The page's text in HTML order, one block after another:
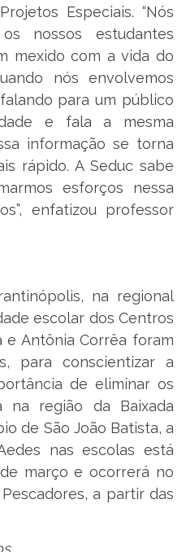
Especiais. “Nós
nossos estudantes
mexido com a vida do
nós envolvemos
para um público
e fala a mesma
informação se torna
rápido. A Seduc sabe
esforços nessa
enfatizou professor
na regional
escolar dos Centros
e Antônia Corrêa foram
para conscientizar a
de eliminar os
na região da Baixada
de São João Batista, a
nas escolas está
março e ocorrerá no
a partir das